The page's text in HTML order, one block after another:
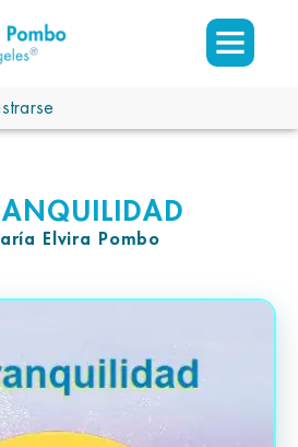
Elvira Pombo